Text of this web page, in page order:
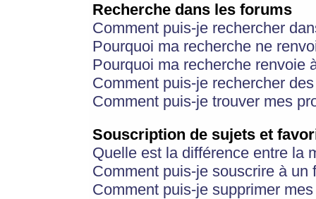
Recherche dans les forums
Comment puis-je rechercher
Pourquoi ma recherche ne
Pourquoi ma recherche renvoie
Comment puis-je rechercher
Comment puis-je trouver mes
Souscription de sujets et
Quelle est la différence entre la
Comment puis-je souscrire à
Comment puis-je supprimer